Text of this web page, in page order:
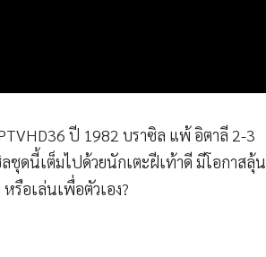
ปี 1982 บราซิล แพ้ อิตาลี 2-3
ดนี้เต็มไปด้วยนักเตะฝีเท้าดี มีโอกาสลุ้น
อเล่นเพื่อตัวเอง?